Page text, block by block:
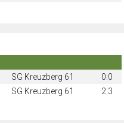
SG Kreuzberg 61
0:0
SG Kreuzberg 61 2:3